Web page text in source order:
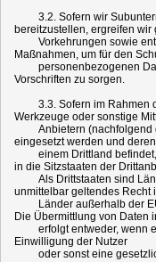
3.2. Sofern wir
bereitzustellen, ergreifen wir
Vorkehrungen sowie
Maßnahmen, um für den
personenbezogenen
Vorschriften zu sorgen.
3.3. Sofern im Rahmen
Werkzeuge oder sonstige
Anbietern (nachfolgend
eingesetzt werden und
einem Drittland befindet,
in die Sitzstaaten der
Als Drittstaaten sind
unmittelbar geltendes Recht
Länder außerhalb der
Die Übermittlung von Daten
erfolgt entweder, wenn
Einwilligung der Nutzer
oder sonst eine